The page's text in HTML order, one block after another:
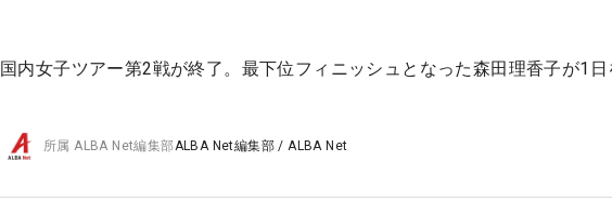
国内女子ツアー第2戦が終了。最下位フィニッシュとなった森田理香子が1日
所属ALBA Net編集部ALBA Net編集部 /ALBA Net